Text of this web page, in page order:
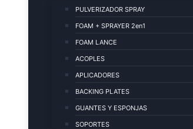
PULVERIZADOR SPRAY
FOAM + SPRAYER 2en1
FOAM LANCE
ACOPLES
APLICADORES
BACKING PLATES
GUANTES Y ESPONJAS
SOPORTES